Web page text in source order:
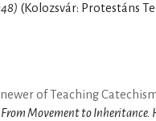
(Kolozsvár: Protestáns
of Teaching
From Movement to Inheritance.